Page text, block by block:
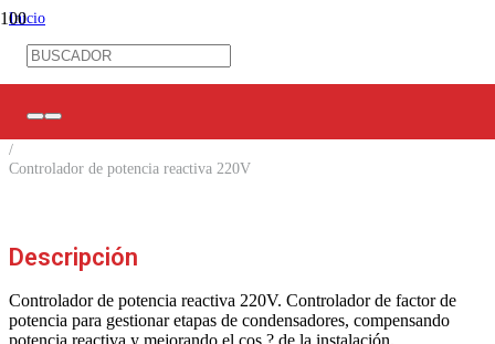
Inicio
Control Industrial
/
Controlador de potencia reactiva 220V
Descripción
Controlador de potencia reactiva 220V. Controlador de factor de
potencia para gestionar etapas de condensadores, compensando
potencia reactiva y mejorando el cos ? de la instalación.